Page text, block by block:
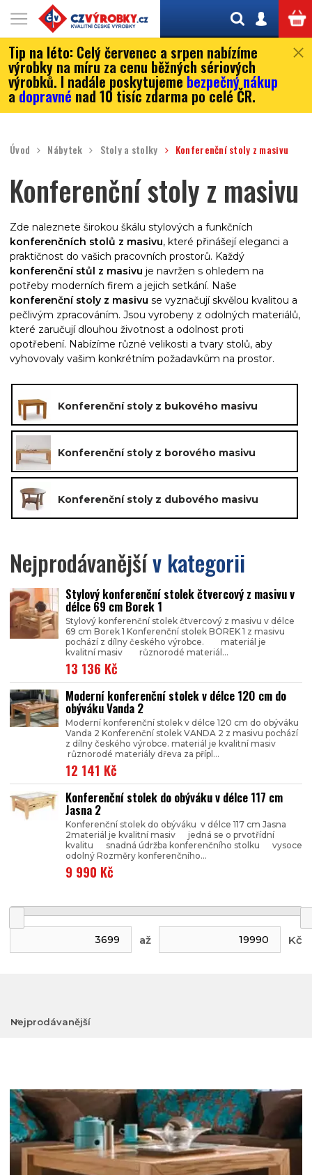
Tip na léto: Celý červenec a srpen nabízíme
výrobky na míru za cenu běžných sériových
výrobků. I nadále poskytujeme bezpečný nákup
adopravné nad 10 tisíc zdarma po celé ČR.
Úvod Nábytek Stoly a stolky Konferenční stoly z masivu
Konferenční stoly z masivu
Zde naleznete širokou škálu stylových a funkčních
konferenčních stolů z masivu, které přinášejí eleganci a
praktičnost do vašich pracovních prostorů. Každý
konferenční stůl z masivu je navržen s ohledem na
potřeby moderních firem a jejich setkání. Naše
konferenční stoly z masivu se vyznačují skvělou kvalitou a
pečlivým zpracováním. Jsou vyrobeny z odolných materiálů,
které zaručují dlouhou životnost a odolnost proti
opotřebení. Nabízíme různé velikosti a tvary stolů, aby
vyhovovaly vašim konkrétním požadavkům na prostor.
Konferenční stoly z bukového masivu
Konferenční stoly z borového masivu
Konferenční stoly z dubového masivu
Nejprodávanějšív kategorii
Stylový konferenční stolek čtvercový z masivu v
délce 69 cm Borek 1
Stylový konferenční stolek čtvercový z masivu v délce
69 cm Borek 1 Konferenční stolek BOREK 1 z masivu
pochází z dílny českého výrobce. materiál je
kvalitní masiv různorodé materiál...
13 136 Kč
Moderní konferenční stolek v délce 120 cm do
obýváku Vanda 2
Moderní konferenční stolek v délce 120 cm do obýváku
Vanda 2 Konferenční stolek VANDA 2 z masivu pochází
z dílny českého výrobce. materiál je kvalitní masiv
různorodé materiály dřeva za přípl...
12 141 Kč
Konferenční stolek do obýváku v délce 117 cm
Jasna 2
Konferenční stolek do obýváku v délce 117 cm Jasna
2materiál je kvalitní masiv jedná se o prvotřídní
kvalitu snadná údržba konferenčního stolku vysoce
odolný Rozměry konferenčního...
9 990 Kč
až Kč
Nejprodávanější